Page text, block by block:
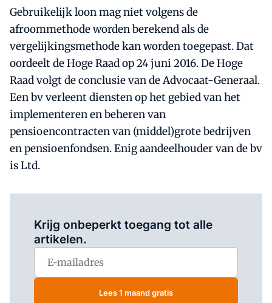
Gebruikelijk loon mag niet volgens de
afroommethode worden berekend als de
vergelijkingsmethode kan worden toegepast. Dat
oordeelt de Hoge Raad op 24 juni 2016. De Hoge
Raad volgt de conclusie van de Advocaat-Generaal.
Een bv verleent diensten op het gebied van het
implementeren en beheren van
pensioencontracten van (middel)grote bedrijven
en pensioenfondsen. Enig aandeelhouder van de bv
is Ltd.
Krijg onbeperkt toegang tot alle
artikelen.
Lees 1 maand gratis